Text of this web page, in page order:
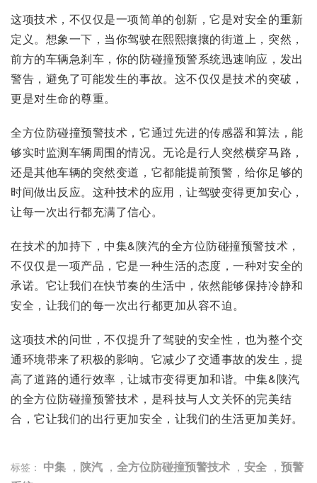
这项技术，不仅仅是一项简单的创新，它是对安全的重新
定义。想象一下，当你驾驶在熙熙攘攘的街道上，突然，
前方的车辆急刹车，你的防碰撞预警系统迅速响应，发出
警告，避免了可能发生的事故。这不仅仅是技术的突破，
更是对生命的尊重。
全方位防碰撞预警技术，它通过先进的传感器和算法，能
够实时监测车辆周围的情况。无论是行人突然横穿马路，
还是其他车辆的突然变道，它都能提前预警，给你足够的
时间做出反应。这种技术的应用，让驾驶变得更加安心，
让每一次出行都充满了信心。
在技术的加持下，中集&陕汽的全方位防碰撞预警技术，
不仅仅是一项产品，它是一种生活的态度，一种对安全的
承诺。它让我们在快节奏的生活中，依然能够保持冷静和
安全，让我们的每一次出行都更加从容不迫。
这项技术的问世，不仅提升了驾驶的安全性，也为整个交
通环境带来了积极的影响。它减少了交通事故的发生，提
高了道路的通行效率，让城市变得更加和谐。中集&陕汽
的全方位防碰撞预警技术，是科技与人文关怀的完美结
合，它让我们的出行更加安全，让我们的生活更加美好。
标签： 中集 ， 陕汽 ， 全方位防碰撞预警技术 ， 安全 ， 预警